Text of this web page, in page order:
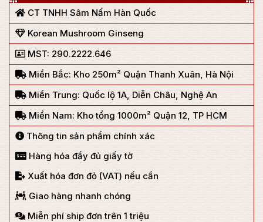
CT TNHH Sâm Nấm Hàn Quốc
Korean Mushroom Ginseng
MST: 290.2222.646
Miền Bắc: Kho 250m² Quận Thanh Xuân, Hà Nội
Miền Trung: Quốc lộ 1A, Diễn Châu, Nghệ An
Miền Nam: Kho tổng 1000m² Quận 12, TP HCM
Thông tin sản phẩm chính xác
Hàng hóa đầy đủ giấy tờ
Xuất hóa đơn đỏ (VAT) nếu cần
Giao hàng nhanh chóng
Miễn phí ship đơn trên 1 triệu